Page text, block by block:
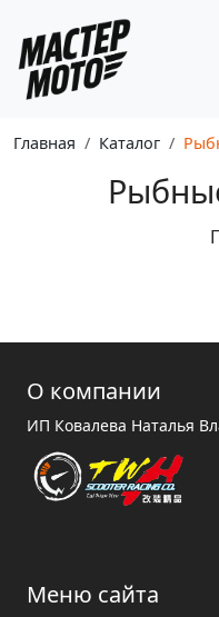
Главная Каталог
О компании
ИП Ковалева Наталья
Меню сайта